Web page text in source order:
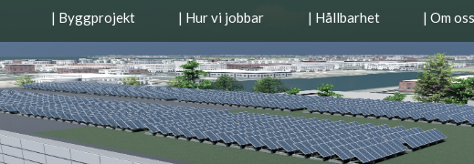
| Byggprojekt | Hur vi jobbar | Hållbarhet | Om oss